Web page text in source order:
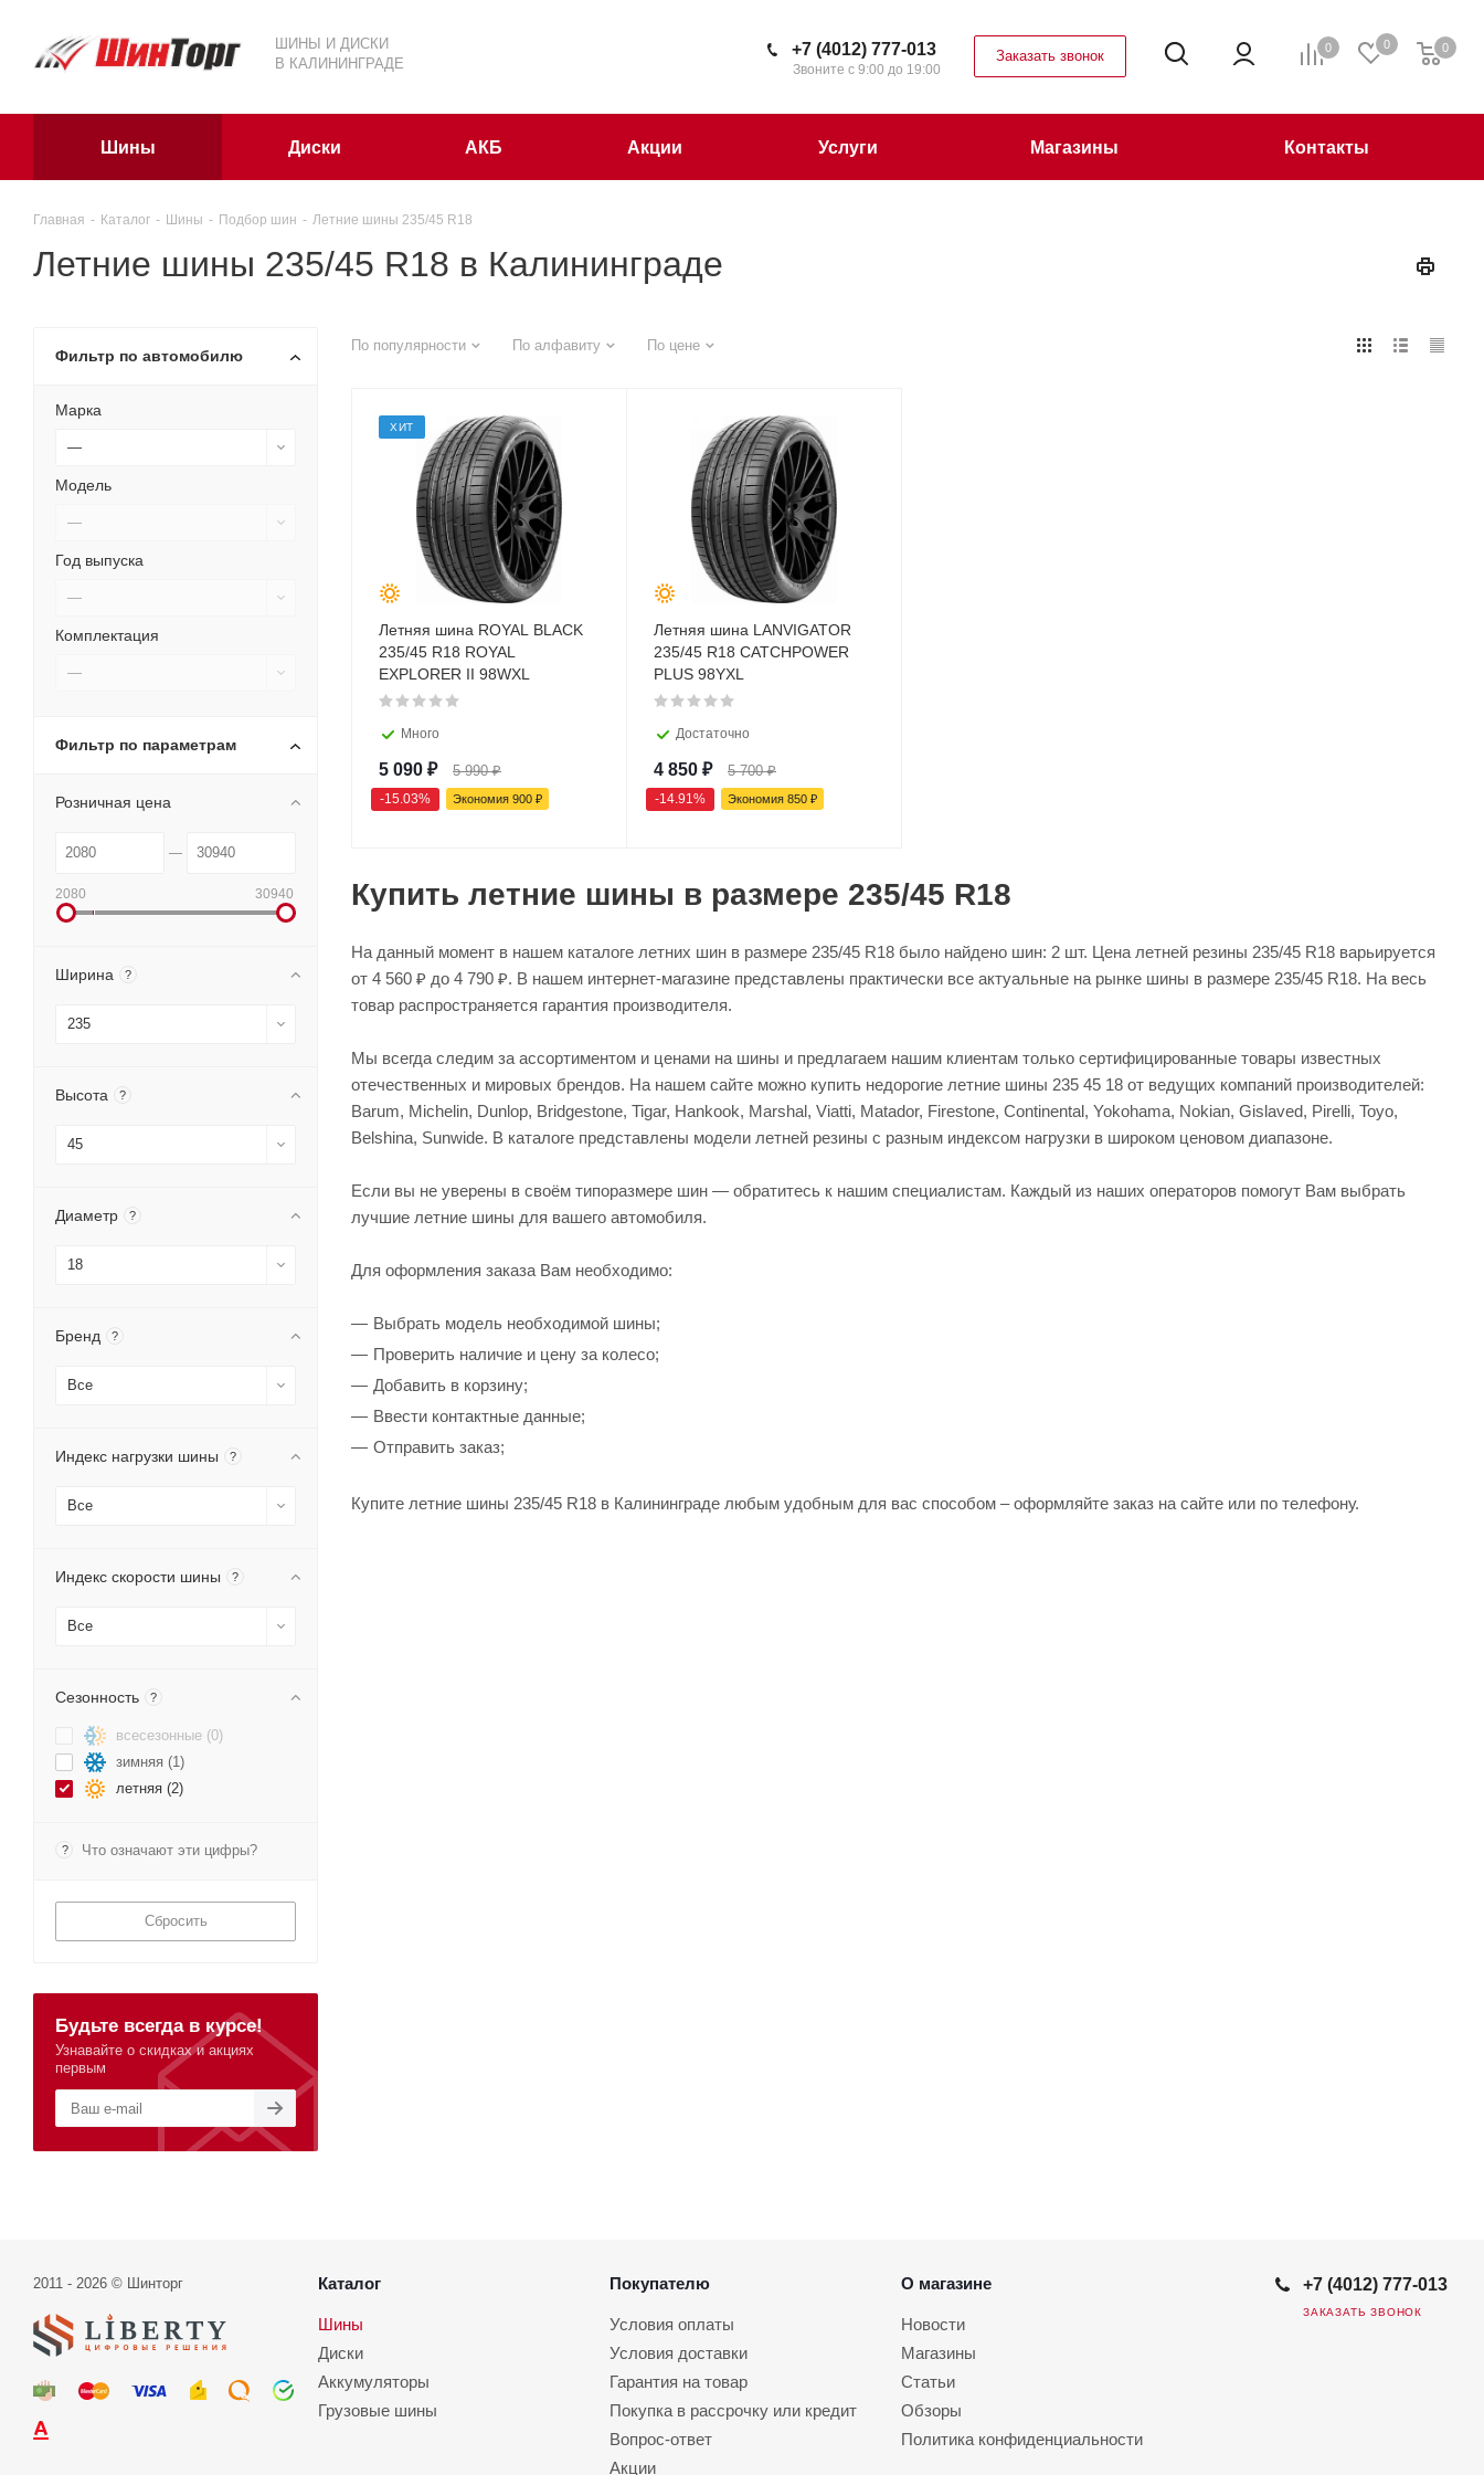
ШИНЫ И ДИСКИ
В КАЛИНИНГРАДЕ
0 0 0
+7 (4012) 777-013
Звоните с 9:00 до 19:00
Заказать звонок
Шины Диски АКБ Акции Услуги Магазины Контакты
Главная - Каталог - Шины - Подбор шин - Летние шины 235/45 R18
Летние шины 235/45 R18 в Калининграде
По популярности По алфавиту По цене
ХИТ
Летняя шина ROYAL BLACK
235/45 R18 ROYAL
EXPLORER II 98WXL
Много
5 090 ₽ 5 990₽
-15.03% Экономия 900 ₽
Летняя шина LANVIGATOR
235/45 R18 CATCHPOWER
PLUS 98YXL
Достаточно
4 850 ₽ 5 700₽
-14.91% Экономия 850 ₽
Купить летние шины в размере 235/45 R18
На данный момент в нашем каталоге летних шин в размере 235/45 R18 было найдено шин: 2 шт. Цена летней резины 235/45 R18 варьируется
от 4 560 ₽ до 4 790 ₽. В нашем интернет-магазине представлены практически все актуальные на рынке шины в размере 235/45 R18. На весь
товар распространяется гарантия производителя.
Мы всегда следим за ассортиментом и ценами на шины и предлагаем нашим клиентам только сертифицированные товары известных
отечественных и мировых брендов. На нашем сайте можно купить недорогие летние шины 235 45 18 от ведущих компаний производителей:
Barum, Michelin, Dunlop, Bridgestone, Tigar, Hankook, Marshal, Viatti, Matador, Firestone, Continental, Yokohama, Nokian, Gislaved, Pirelli, Toyo,
Belshina, Sunwide. В каталоге представлены модели летней резины с разным индексом нагрузки в широком ценовом диапазоне.
Если вы не уверены в своём типоразмере шин — обратитесь к нашим специалистам. Каждый из наших операторов помогут Вам выбрать
лучшие летние шины для вашего автомобиля.
Для оформления заказа Вам необходимо:
Выбрать модель необходимой шины;
Проверить наличие и цену за колесо;
Добавить в корзину;
Ввести контактные данные;
Отправить заказ;
Купите летние шины 235/45 R18 в Калининграде любым удобным для вас способом – оформляйте заказ на сайте или по телефону.
Фильтр по автомобилю
Марка
—
Модель
—
Год выпуска
—
Комплектация
—
Фильтр по параметрам
Розничная цена
2080 30940
Ширина ?
235
Высота ?
45
Диаметр ?
18
Бренд ?
Все
Индекс нагрузки шины ?
Все
Индекс скорости шины ?
Все
Сезонность ?
всесезонные (0)
зимняя (1)
летняя (2)
? Что означают эти цифры?
Сбросить
Будьте всегда в курсе!
Узнавайте о скидках и акциях
первым
2011 - 2026 © Шинторг Каталог
Шины
Диски
Аккумуляторы
Грузовые шины
Покупателю
Условия оплаты
Условия доставки
Гарантия на товар
Покупка в рассрочку или кредит
Вопрос-ответ
Акции
О магазине
Новости
Магазины
Статьи
Обзоры
Политика конфиденциальности
+7 (4012) 777-013
ЗАКАЗАТЬ ЗВОНОК